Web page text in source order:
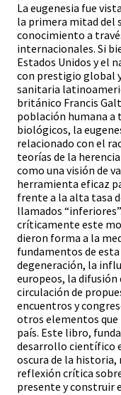
La eugenesia fue
la primera mitad del
conocimiento a
internacionales. Si
Estados Unidos y el
con prestigio global
sanitaria
británico Francis
población humana a
biológicos, la
relacionado con el
teorías de la
como una visión de
herramienta eficaz
frente a la alta tasa
llamados
críticamente este
dieron forma a la
fundamentos de
degeneración, la
europeos, la difusión
circulación de
encuentros y
otros elementos que
país. Este libro,
desarrollo científico
oscura de la
reflexión crítica
presente y construir